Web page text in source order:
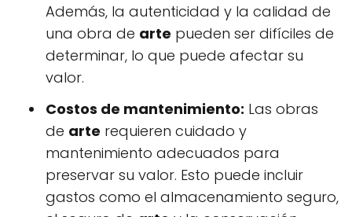
Además, la autenticidad y la calidad de
una obra de arte pueden ser difíciles de
determinar, lo que puede afectar su
valor.
Costos de mantenimiento: Las obras
de arte requieren cuidado y
mantenimiento adecuados para
preservar su valor. Esto puede incluir
gastos como el almacenamiento seguro,